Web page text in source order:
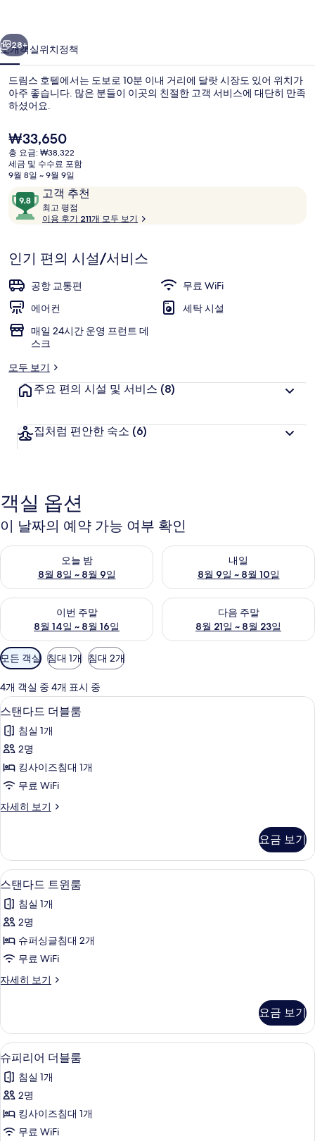
진
갤
러
리
다음
28+
소개객실위치정책
드림스 호텔에서는 도보로 10분 이내 거리에 달랏 시장도 있어 위치가
아주 좋습니다. 많은 분들이 이곳의 친절한 고객 서비스에 대단히 만족
하셨어요.
현
재
가
격
₩33,650
₩33,650
총 요금: ₩38,322
세금 및 수수료 포함
9월 8일 ~ 9월 9일
이
용
후
고객 추천
10
점
만
중
9.8
점,
객
추
천
최고 평점
고
점
이용 후기 211개 모두 보기
인기 편의 시설/서비스
공항 교통편
무료 WiFi
에어컨
세탁 시설
매일 24시간 운영 프런트 데
스크
모두 보기
주요 편의 시설 및 서비스 (8)
집처럼 편안한 숙소 (6)
객실 옵션
이 날짜의 예약 가능 여부 확인
오늘 밤
8월 8일 ~ 8월 9일
오늘 밤 예약 가능 여부 확인, 8월 8일 ~ 8월 9일
내일
8월 9일 ~ 8월 10일
내일 예약 가능 여부 확인, 8월
이번 주말
8월 14일 ~ 8월 16일
이번 주말 예약 가능 여부 확인, 8월 14일 ~ 8월 16일
다음 주말
8월 21일 ~ 8월 23일
다음 주말 예약 가능 여부 확인
객
실
에
사
용
가
능
한
터
모든 객실 침대 1개 침대 2개
4개 객실 중 4개 표시 중
스
탠
다
드
더
룸
진
모
두
보
기
스탠다드 더블룸 | 미니바, 객실 내 금
8
스탠다드 더블룸
침실 1개
2명
킹사이즈침대 1개
무료 WiFi
자세히 보기
스
더
블
룸
세
히
기
요금 보기
스
탠
다
드
트
룸
진
모
두
보
기
스탠다드 트윈룸 | 미니바, 객실 내 금
12
스탠다드 트윈룸
침실 1개
2명
슈퍼싱글침대 2개
무료 WiFi
자세히 보기
스
트
윈
룸
자
세
히
기
요금 보기
슈
피
리
어
더
슈피리어 더블룸 | 미니바, 객실 내 금
9
슈피리어 더블룸
침실 1개
2명
킹사이즈침대 1개
무료 WiFi